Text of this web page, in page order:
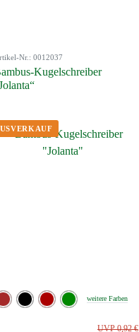
Nr.: 0012037
Kugelschreiber
weitere Farben
UVP 0,92 €